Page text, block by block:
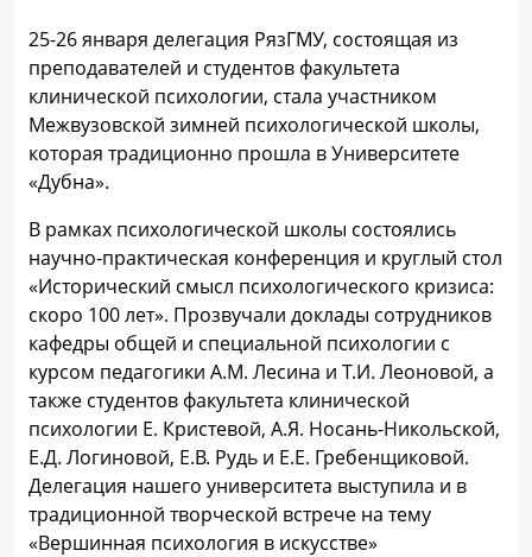
25-26 января делегация РязГМУ, состоящая из
преподавателей и студентов факультета
клинической психологии, стала участником
Межвузовской зимней психологической школы,
которая традиционно прошла в Университете
«Дубна».
В рамках психологической школы состоялись
научно-практическая конференция и круглый стол
«Исторический смысл психологического кризиса:
скоро 100 лет». Прозвучали доклады сотрудников
кафедры общей и специальной психологии с
курсом педагогики А.М. Лесина и Т.И. Леоновой, а
также студентов факультета клинической
психологии Е. Кристевой, А.Я. Носань-Никольской,
Е.Д. Логиновой, Е.В. Рудь и Е.Е. Гребенщиковой.
Делегация нашего университета выступила и в
традиционной творческой встрече на тему
«Вершинная психология в искусстве»